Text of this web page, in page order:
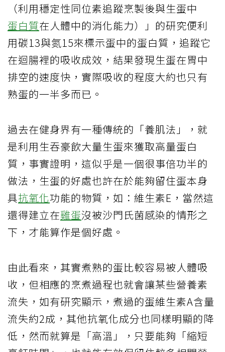
（利用穩定性同位素追蹤烹製後與生蛋中
蛋白質在人體中的消化能力）」的研究便利
用碳13與氮15來標示蛋中的蛋白質，追蹤它
在迴腸裡的吸收成效，結果發現生蛋在胃中
排空的速度快，實際吸收的程度大約也只有
熟蛋的一半多而已。
過去在健身界有一種傳統的「養肌法」，就
是利用生吞豪飲大量生蛋來獲取高量蛋白
質，事實證明，這似乎是一個很事倍功半的
做法，生蛋的好處也許在於能夠留住蛋本身
具抗氧化功能的物質，如：維生素E，當然這
還得建立在雞蛋沒被沙門氏菌感染的情形之
下，才能算作是個好處。
由此看來，其實煮熟的蛋比較容易被人體吸
收，但相應的烹煮過程也就會讓某些營養素
流失，如有研究顯示，煮過的蛋維生素A含量
流失約2成，其他抗氧化成分也同樣明顯的降
低，然而就算是「高溫」，只要能夠「縮短